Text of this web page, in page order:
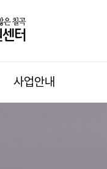
사업안내